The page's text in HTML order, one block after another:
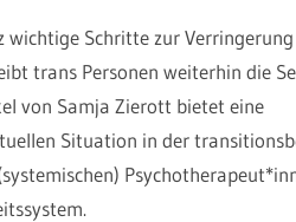
wichtige Schritte zur
trans Personen weiterhin die
von Samja Zierott bietet eine
Situation in der